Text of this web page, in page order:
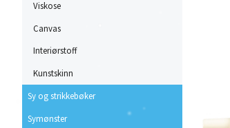
Viskose
Canvas
Interiørstoff
Kunstskinn
Sy og strikkebøker
Symønster